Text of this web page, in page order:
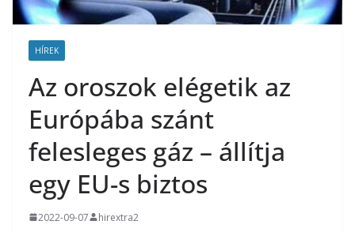
HÍREK
Az oroszok elégetik az
Európába szánt
felesleges gáz – állítja
egy EU-s biztos
2022-09-07 hirextra2